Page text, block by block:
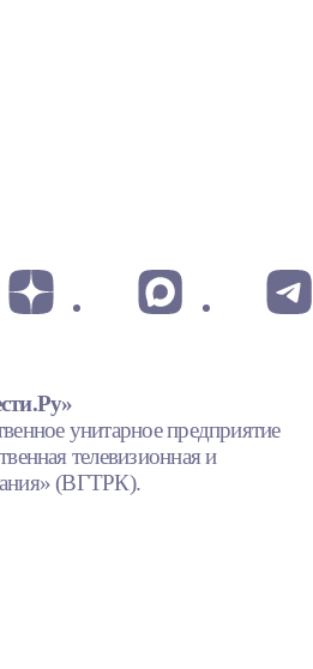
унитарное предприятие
телевизионная и
(ВГТРК).